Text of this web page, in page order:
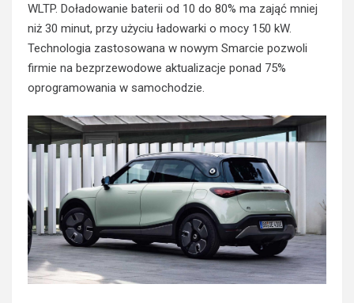
WLTP. Doładowanie baterii od 10 do 80% ma zająć mniej
niż 30 minut, przy użyciu ładowarki o mocy 150 kW.
Technologia zastosowana w nowym Smarcie pozwoli
firmie na bezprzewodowe aktualizacje ponad 75%
oprogramowania w samochodzie.